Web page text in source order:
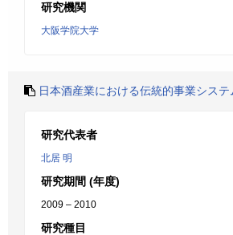
研究機関
大阪学院大学
日本酒産業における伝統的事業システ
研究代表者
北居 明
研究期間 (年度)
2009 – 2010
研究種目